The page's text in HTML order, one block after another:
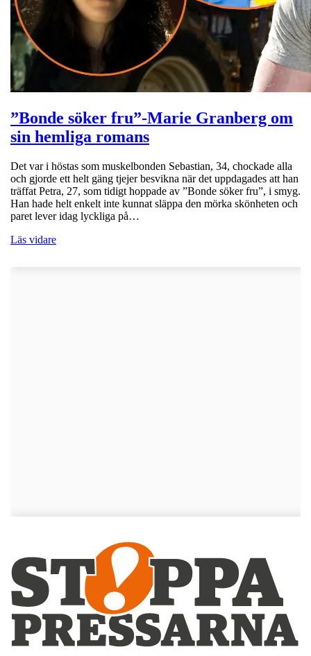
”Bonde söker fru”-Marie Granberg om
sin hemliga romans
Det var i höstas som muskelbonden Sebastian, 34, chockade alla
och gjorde ett helt gäng tjejer besvikna när det uppdagades att han
träffat Petra, 27, som tidigt hoppade av ”Bonde söker fru”, i smyg.
Han hade helt enkelt inte kunnat släppa den mörka skönheten och
paret lever idag lyckliga på…
Läs vidare